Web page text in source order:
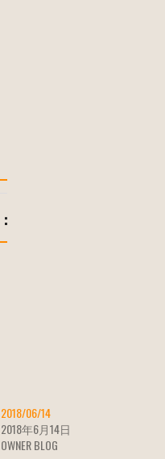
2018/06/14
2018年6月14日
OWNER BLOG